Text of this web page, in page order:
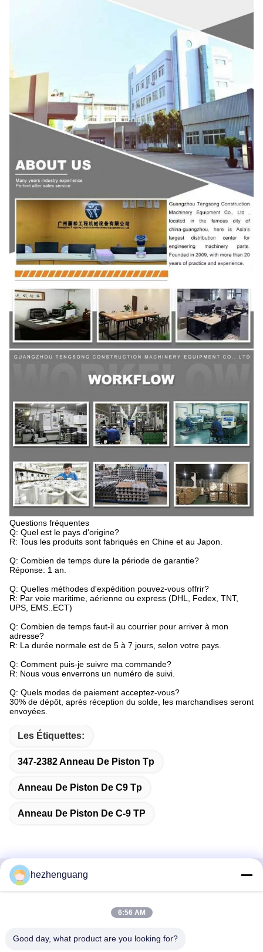
Questions fréquentes
Q: Quel est le pays d'origine?
R: Tous les produits sont fabriqués en Chine et au Japon.
Q: Combien de temps dure la période de garantie?
Réponse: 1 an.
Q: Quelles méthodes d'expédition pouvez-vous offrir?
R: Par voie maritime, aérienne ou express (DHL, Fedex, TNT,
UPS, EMS..ECT)
Q: Combien de temps faut-il au courrier pour arriver à mon
adresse?
R: La durée normale est de 5 à 7 jours, selon votre pays.
Q: Comment puis-je suivre ma commande?
R: Nous vous enverrons un numéro de suivi.
Q: Quels modes de paiement acceptez-vous?
30% de dépôt, après réception du solde, les marchandises seront
envoyées.
Les Étiquettes:
347-2382 Anneau De Piston Tp
Anneau De Piston De C9 Tp
Anneau De Piston De C-9 TP
Contactez rapidement
avenue de Zhongshan, secteur de Tianhe, Guangzhou,
hezhenguang
6:56 AM
Good day, what product are you looking for?